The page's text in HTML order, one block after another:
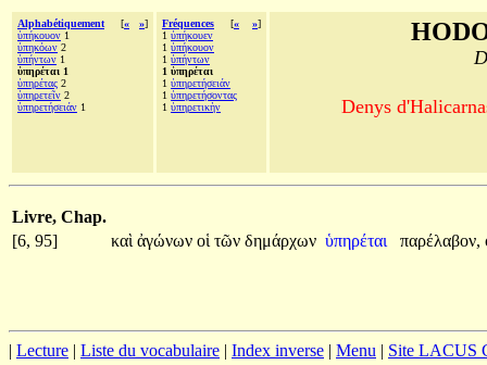
Alphabétiquement [« »]
ὑπήκουον 1
ὑπηκόων 2
ὑπήντων 1
ὑπηρέται 1
ὑπηρέτας 2
ὑπηρετεῖν 2
ὑπηρετήσειάν 1
Fréquences [« »]
1 ὑπήκουεν
1 ὑπήκουον
1 ὑπήντων
1 ὑπηρέται
1 ὑπηρετήσειάν
1 ὑπηρετήσοντας
1 ὑπηρετικὴν Denys
Livre, Chap.
[6, 95]
καὶ ἀγώνων οἱ τῶν δημάρχων ὑπηρέται παρέλαβον,
| Lecture | Liste du vocabulaire | Index inverse | Menu | Site LACUS